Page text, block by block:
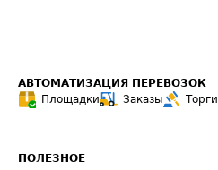
АВТОМАТИЗАЦИЯ ПЕРЕВОЗОК
Площадки
Заказы Торги
ПОЛЕЗНОЕ